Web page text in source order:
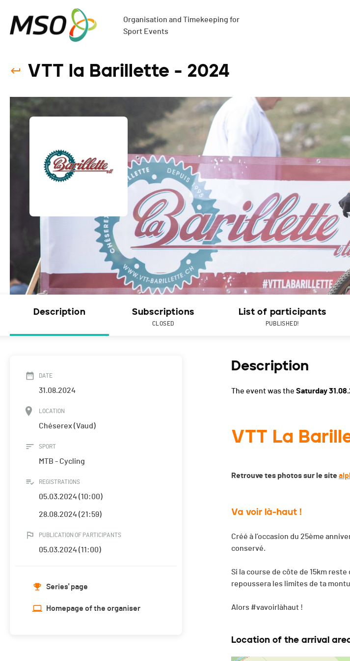
Organisation and Timekeeping for
Sport Events
VTT la Barillette - 2024
Description Subscriptions
CLOSED
List of participants
PUBLISHED!
DATE
31.08.2024
LOCATION
Chéserex (Vaud)
SPORT
MTB - Cycling
REGISTRATIONS
05.03.2024 (10:00)
28.08.2024 (21:59)
PUBLICATION OF PARTICIPANTS
05.03.2024 (11:00)
Series' page
Homepage of the organiser
Description
The event was the Saturday
VTT La
Retrouve tes photos sur le site
Va voir là-haut !
Créé à l’occasion du 25ème
conservé.
Si la course de côte de 15km
repoussera les limites de ta
Alors #vavoirlàhaut !
Location of the arrival